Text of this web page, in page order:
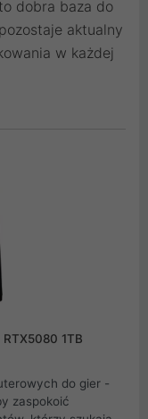
dobra baza do
aktualny
w każdej
1TB
do gier -
zaspokoić